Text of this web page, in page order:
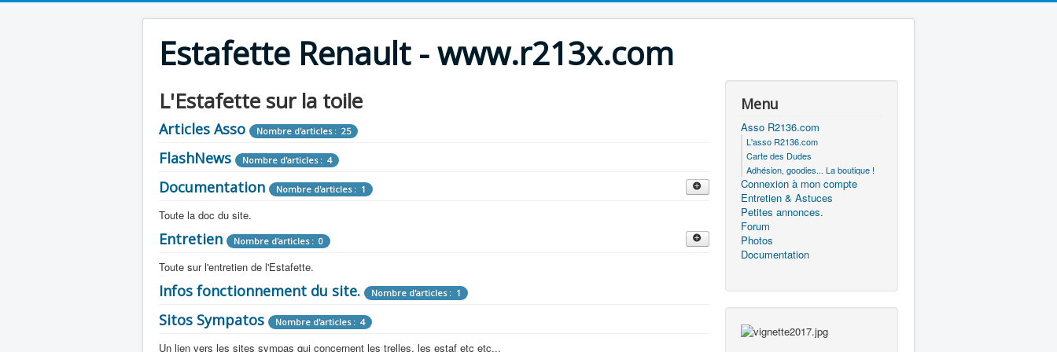
Estafette Renault - www.r213x.com
L'Estafette sur la toile
Articles Asso Nombre d'articles : 25
FlashNews Nombre d'articles : 4
Documentation Nombre d'articles : 1
Toute la doc du site.
Revue de Presse Nombre d'articles : 9
Tous les articles que l'on a vu sur l'estafette !
Camping Car Nombre d'articles : 3
Toute la doc sur les camping cars ou aménagements d'époque.
Documentation Nombre d'articles : 13
Entretien Nombre d'articles : 0
Toute sur l'entretien de l'Estafette.
Mécanique Nombre d'articles : 0
Moteur Nombre d'articles : 14
Electricité Nombre d'articles : 0
Infos fonctionnement du site. Nombre d'articles : 1
Sitos Sympatos Nombre d'articles : 4
Un lien vers les sites sympas qui concernent les trelles, les estaf etc etc...
Menu
Asso R2136.com
L'asso R2136.com
Carte des Dudes
Adhésion, goodies... La boutique !
Connexion à mon compte
Entretien & Astuces
Petites annonces.
Forum
Photos
Documentation